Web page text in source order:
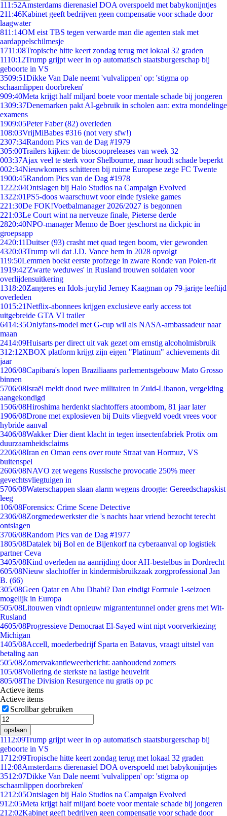
111:52Amsterdams dierenasiel DOA overspoeld met babykonijntjes
211:46Kabinet geeft bedrijven geen compensatie voor schade door
laagwater
811:14OM eist TBS tegen verwarde man die agenten stak met
aardappelschilmesje
1711:08Tropische hitte keert zondag terug met lokaal 32 graden
1110:12Trump grijpt weer in op automatisch staatsburgerschap bij
geboorte in VS
3509:51Dikke Van Dale neemt 'vulvalippen' op: 'stigma op
schaamlippen doorbreken'
909:40Meta krijgt half miljard boete voor mentale schade bij jongeren
1309:37Denemarken pakt AI-gebruik in scholen aan: extra mondelinge
examens
1909:05Peter Faber (82) overleden
108:03VrijMiBabes #316 (not very sfw!)
2307:34Random Pics van de Dag #1979
305:00Trailers kijken: de bioscoopreleases van week 32
003:37Ajax veel te sterk voor Shelbourne, maar houdt schade beperkt
002:34Nieuwkomers schitteren bij ruime Europese zege FC Twente
1900:45Random Pics van de Dag #1978
1222:04Ontslagen bij Halo Studios na Campaign Evolved
1322:01PS5-doos waarschuwt voor einde fysieke games
221:30De FOK!Voetbalmanager 2026/2027 is begonnen
221:03Le Court wint na nerveuze finale, Pieterse derde
2820:40NPO-manager Menno de Boer geschorst na dickpic in
groepsapp
2420:11Duitser (93) crasht met quad tegen boom, vier gewonden
4320:03Trump wil dat J.D. Vance hem in 2028 opvolgt
119:50Lemmen boekt eerste profzege in zware Ronde van Polen-rit
1919:42'Zwarte weduwes' in Rusland trouwen soldaten voor
overlijdensuitkering
1318:20Zangeres en Idols-jurylid Jerney Kaagman op 79-jarige leeftijd
overleden
1015:21Netflix-abonnees krijgen exclusieve early access tot
uitgebreide GTA VI trailer
6414:35Onlyfans-model met G-cup wil als NASA-ambassadeur naar
maan
2414:09Huisarts per direct uit vak gezet om ernstig alcoholmisbruik
312:12XBOX platform krijgt zijn eigen "Platinum" achievements dit
jaar
1206/08Capibara's lopen Braziliaans parlementsgebouw Mato Grosso
binnen
5706/08Israël meldt dood twee militairen in Zuid-Libanon, vergelding
aangekondigd
1506/08Hiroshima herdenkt slachtoffers atoombom, 81 jaar later
1906/08Drone met explosieven bij Duits vliegveld voedt vrees voor
hybride aanval
3406/08Wakker Dier dient klacht in tegen insectenfabriek Protix om
duurzaamheidsclaims
2206/08Iran en Oman eens over route Straat van Hormuz, VS
buitenspel
2606/08NAVO zet wegens Russische provocatie 250% meer
gevechtsvliegtuigen in
5706/08Waterschappen slaan alarm wegens droogte: Gereedschapskist
leeg
106/08Forensics: Crime Scene Detective
2306/08Zorgmedewerkster die 's nachts haar vriend bezocht terecht
ontslagen
3706/08Random Pics van de Dag #1977
1805/08Datalek bij Bol en de Bijenkorf na cyberaanval op logistiek
partner Ceva
3405/08Kind overleden na aanrijding door AH-bestelbus in Dordrecht
605/08Nieuw slachtoffer in kindermisbruikzaak zorgprofessional Jan
B. (66)
305/08Geen Qatar en Abu Dhabi? Dan eindigt Formule 1-seizoen
mogelijk in Europa
505/08Litouwen vindt opnieuw migrantentunnel onder grens met Wit-
Rusland
4605/08Progressieve Democraat El-Sayed wint nipt voorverkiezing
Michigan
1405/08Accell, moederbedrijf Sparta en Batavus, vraagt uitstel van
betaling aan
505/08Zomervakantieweerbericht: aanhoudend zomers
105/08Vollering de sterkste na lastige heuvelrit
805/08The Division Resurgence nu gratis op pc
Actieve items
Actieve items
Scrollbar gebruiken
opslaan
1112:09Trump grijpt weer in op automatisch staatsburgerschap bij
geboorte in VS
1712:09Tropische hitte keert zondag terug met lokaal 32 graden
112:08Amsterdams dierenasiel DOA overspoeld met babykonijntjes
3512:07Dikke Van Dale neemt 'vulvalippen' op: 'stigma op
schaamlippen doorbreken'
1212:05Ontslagen bij Halo Studios na Campaign Evolved
912:05Meta krijgt half miljard boete voor mentale schade bij jongeren
212:02Kabinet geeft bedrijven geen compensatie voor schade door